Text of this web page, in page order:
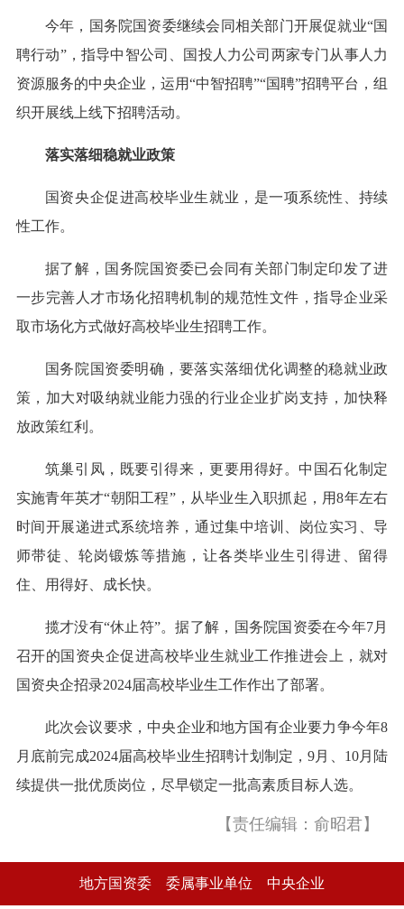
今年，国务院国资委继续会同相关部门开展促就业“国
聘行动”，指导中智公司、国投人力公司两家专门从事人力
资源服务的中央企业，运用“中智招聘”“国聘”招聘平台，组
织开展线上线下招聘活动。
落实落细稳就业政策
国资央企促进高校毕业生就业，是一项系统性、持续
性工作。
据了解，国务院国资委已会同有关部门制定印发了进
一步完善人才市场化招聘机制的规范性文件，指导企业采
取市场化方式做好高校毕业生招聘工作。
国务院国资委明确，要落实落细优化调整的稳就业政
策，加大对吸纳就业能力强的行业企业扩岗支持，加快释
放政策红利。
筑巢引凤，既要引得来，更要用得好。中国石化制定
实施青年英才“朝阳工程”，从毕业生入职抓起，用8年左右
时间开展递进式系统培养，通过集中培训、岗位实习、导
师带徒、轮岗锻炼等措施，让各类毕业生引得进、留得
住、用得好、成长快。
揽才没有“休止符”。据了解，国务院国资委在今年7月
召开的国资央企促进高校毕业生就业工作推进会上，就对
国资央企招录2024届高校毕业生工作作出了部署。
此次会议要求，中央企业和地方国有企业要力争今年8
月底前完成2024届高校毕业生招聘计划制定，9月、10月陆
续提供一批优质岗位，尽早锁定一批高素质目标人选。
【责任编辑：俞昭君】
地方国资委 委属事业单位 中央企业